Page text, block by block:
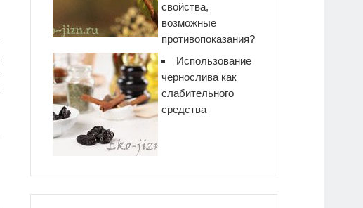
свойства,
возможные
противопоказания?
Использование
чернослива как
слабительного
средства